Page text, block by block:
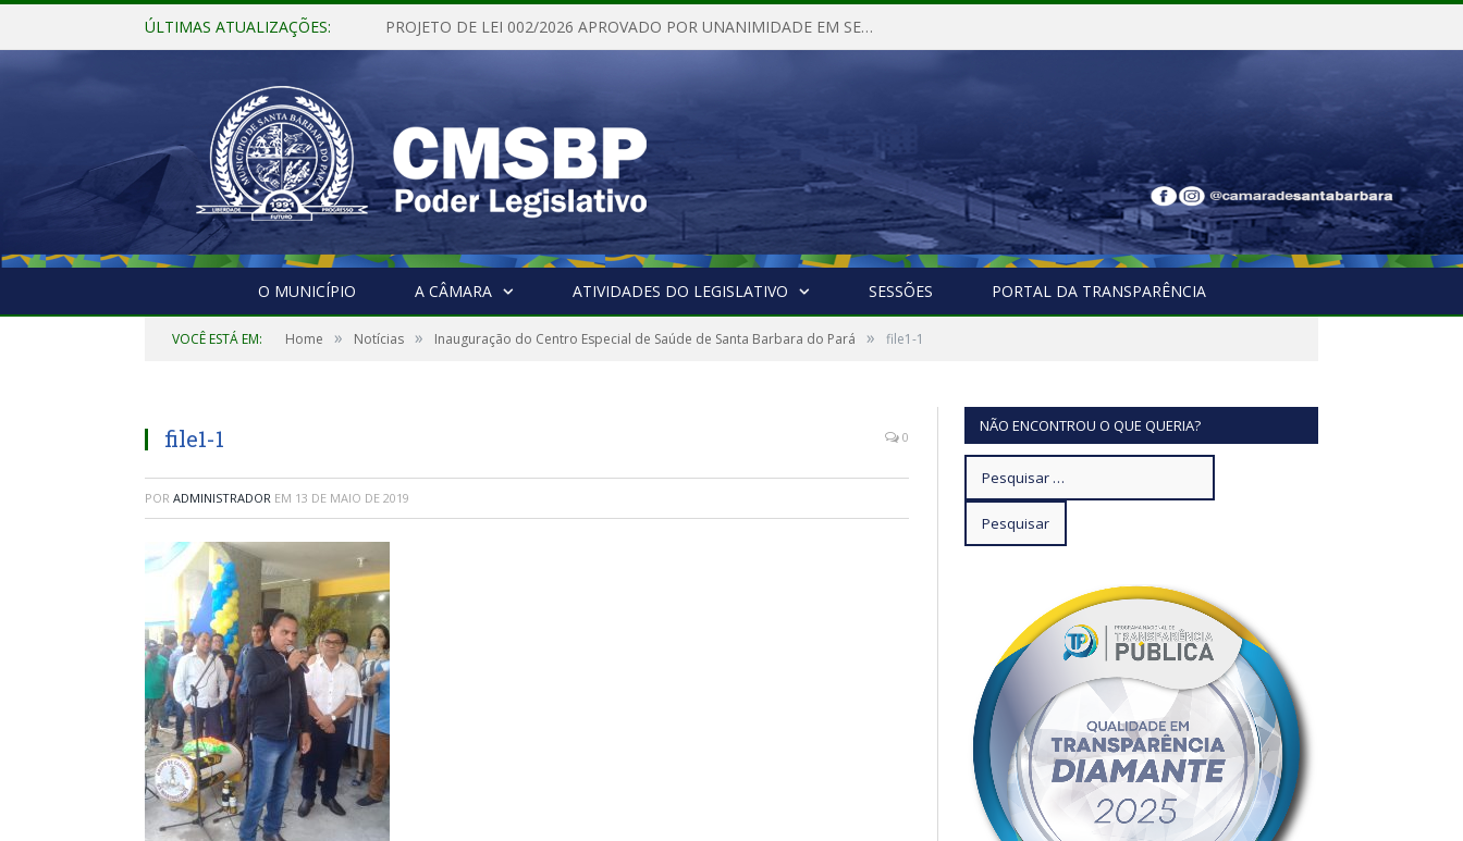
ÚLTIMAS ATUALIZAÇÕES: PROJETO DE LEI 002/2026 APROVADO POR UNANIMIDADE EM SESSÃO ORDINÁRIA NESTA QUINTA – FEIRA 28 DE MAIO DE 2026
O MUNICÍPIO A CÂMARA ATIVIDADES DO LEGISLATIVO SESSÕES PORTAL DA TRANSPARÊNCIA
VOCÊ ESTÁ EM: Home » Notícias » Inauguração do Centro Especial de Saúde de Santa Barbara do Pará » file1-1
file1-1 0
POR ADMINISTRADOR EM 13 DE MAIO DE 2019
NÃO ENCONTROU O QUE QUERIA?